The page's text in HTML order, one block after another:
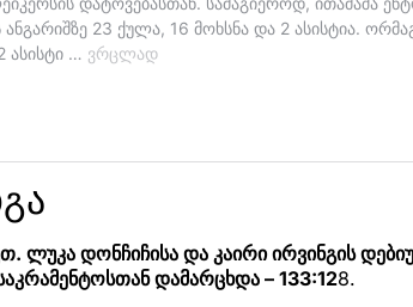
დონჩიჩისა და კაირი ირვინგის
დამარცხდა – 133:128.